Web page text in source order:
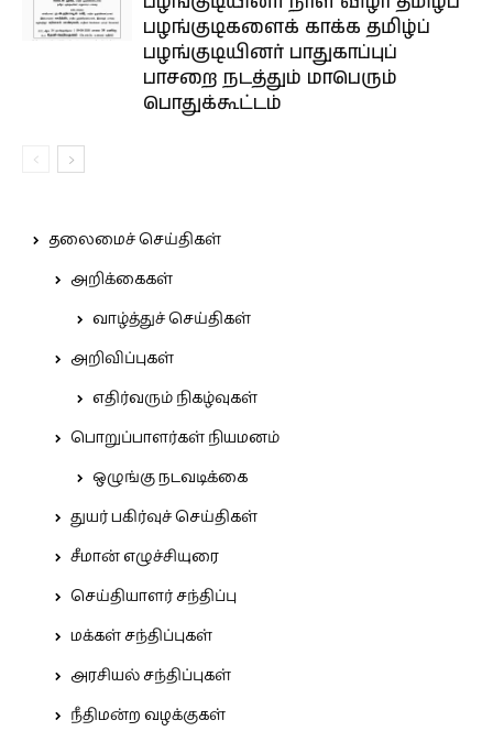
பழங்குடிகளைக் காக்க தமிழ்ப்
பழங்குடியினர் பாதுகாப்புப்
பாசறை நடத்தும் மாபெரும்
பொதுக்கூட்டம்
தலைமைச் செய்திகள்
அறிக்கைகள்
வாழ்த்துச் செய்திகள்
அறிவிப்புகள்
எதிர்வரும் நிகழ்வுகள்
பொறுப்பாளர்கள் நியமனம்
ஒழுங்கு நடவடிக்கை
துயர் பகிர்வுச் செய்திகள்
சீமான் எழுச்சியுரை
செய்தியாளர் சந்திப்பு
மக்கள் சந்திப்புகள்
அரசியல் சந்திப்புகள்
நீதிமன்ற வழக்குகள்